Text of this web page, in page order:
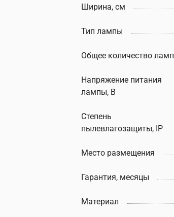
Ширина, см
Тип лампы
Общее количество ламп
Напряжение питания
лампы, В
Степень
пылевлагозащиты, IP
Место размещения
Гарантия, месяцы
Материал